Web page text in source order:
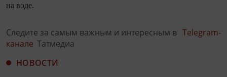
на воде.
Следите за самым важным и интересным в Telegram-
канале Татмедиа
НОВОСТИ